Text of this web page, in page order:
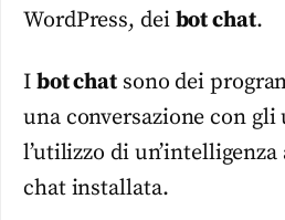
WordPress, dei bot chat.
I bot chatsono dei
una conversazione con
l’utilizzo di
chat installata.